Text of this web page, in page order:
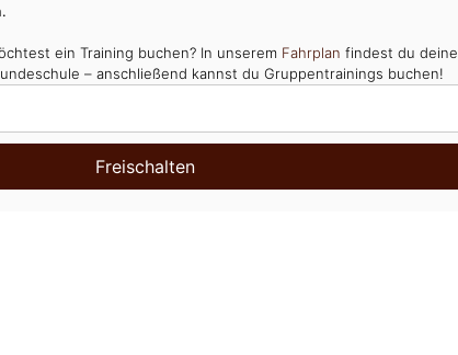
ein Training buchen? In unserem Fahrplan findest du deine
– anschließend kannst du Gruppentrainings buchen!
Freischalten